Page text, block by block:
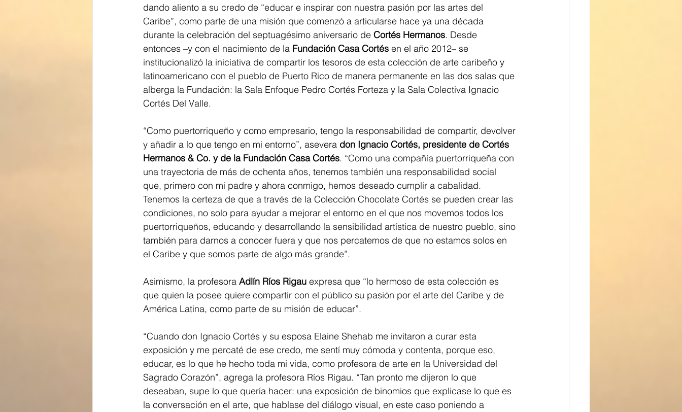
dando aliento a su credo de “educar e inspirar con nuestra pasión por las artes del
Caribe”, como parte de una misión que comenzó a articularse hace ya una década
durante la celebración del septuagésimo aniversario de Cortés Hermanos. Desde
entonces –y con el nacimiento de la Fundación Casa Cortés en el año 2012– se
institucionalizó la iniciativa de compartir los tesoros de esta colección de arte caribeño y
latinoamericano con el pueblo de Puerto Rico de manera permanente en las dos salas que
alberga la Fundación: la Sala Enfoque Pedro Cortés Forteza y la Sala Colectiva Ignacio
Cortés Del Valle.
“Como puertorriqueño y como empresario, tengo la responsabilidad de compartir, devolver
y añadir a lo que tengo en mi entorno”, asevera don Ignacio Cortés, presidente de Cortés
Hermanos & Co. y de la Fundación Casa Cortés. “Como una compañía puertorriqueña con
una trayectoria de más de ochenta años, tenemos también una responsabilidad social
que, primero con mi padre y ahora conmigo, hemos deseado cumplir a cabalidad.
Tenemos la certeza de que a través de la Colección Chocolate Cortés se pueden crear las
condiciones, no solo para ayudar a mejorar el entorno en el que nos movemos todos los
puertorriqueños, educando y desarrollando la sensibilidad artística de nuestro pueblo, sino
también para darnos a conocer fuera y que nos percatemos de que no estamos solos en
el Caribe y que somos parte de algo más grande”.
Asimismo, la profesora Adlín Ríos Rigau expresa que “lo hermoso de esta colección es
que quien la posee quiere compartir con el público su pasión por el arte del Caribe y de
América Latina, como parte de su misión de educar”.
“Cuando don Ignacio Cortés y su esposa Elaine Shehab me invitaron a curar esta
exposición y me percaté de ese credo, me sentí muy cómoda y contenta, porque eso,
educar, es lo que he hecho toda mi vida, como profesora de arte en la Universidad del
Sagrado Corazón”, agrega la profesora Ríos Rigau. “Tan pronto me dijeron lo que
deseaban, supe lo que quería hacer: una exposición de binomios que explicase lo que es
la conversación en el arte, que hablase del diálogo visual, en este caso poniendo a